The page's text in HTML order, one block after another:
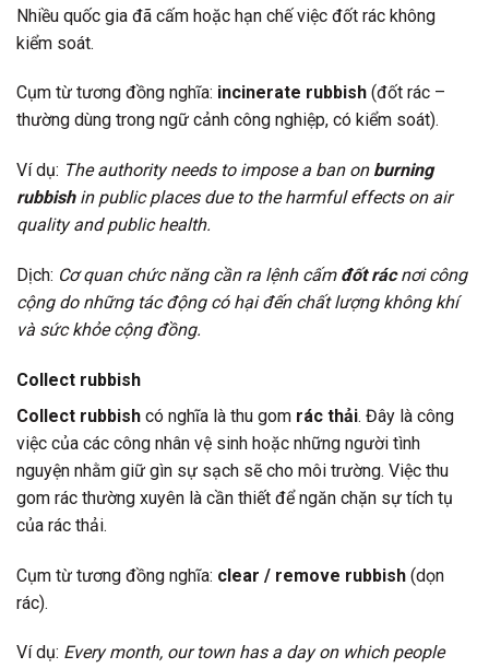
Nhiều quốc gia đã cấm hoặc hạn chế việc đốt rác không
kiểm soát.
Cụm từ tương đồng nghĩa: incinerate rubbish (đốt rác –
thường dùng trong ngữ cảnh công nghiệp, có kiểm soát).
Ví dụ: The authority needs to impose a ban on burning
rubbishin public places due to the harmful effects on air
quality and public health.
Dịch: Cơ quan chức năng cần ra lệnh cấm đốt rácnơi công
cộng do những tác động có hại đến chất lượng không khí
và sức khỏe cộng đồng.
Collect rubbish
Collect rubbish có nghĩa là thu gom rác thải. Đây là công
việc của các công nhân vệ sinh hoặc những người tình
nguyện nhằm giữ gìn sự sạch sẽ cho môi trường. Việc thu
gom rác thường xuyên là cần thiết để ngăn chặn sự tích tụ
của rác thải.
Cụm từ tương đồng nghĩa: clear / remove rubbish (dọn
rác).
Ví dụ: Every month, our town has a day on which people